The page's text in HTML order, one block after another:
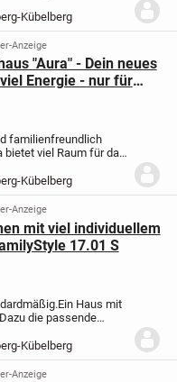
Haus erfüllt alle
eine Familie an Platz
Kübelberg
Anzeige
"Aura" - Dein neues
Energie - nur für
familienfreundlich
bietet viel Raum für das
einen Mittelpunkt, an
Zeit und
Kübelberg
Anzeige
mit viel individuellem
17.01 S
Ein Haus mit
die passende
Haus erfüllt alle
eine Familie an Platz
Kübelberg
Anzeige